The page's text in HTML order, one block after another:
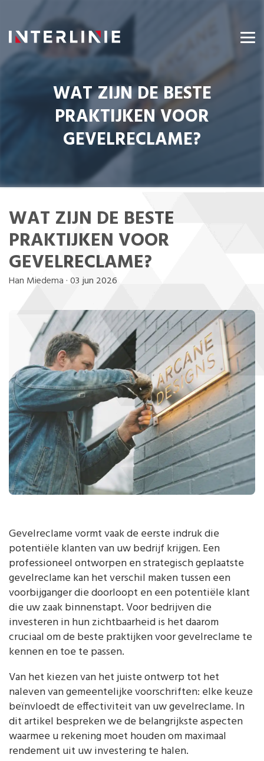
WAT ZIJN DE BESTE
PRAKTIJKEN VOOR
GEVELRECLAME?
WAT ZIJN DE BESTE
PRAKTIJKEN VOOR
GEVELRECLAME?
Han Miedema ·03 jun 2026
Gevelreclame vormt vaak de eerste indruk die
potentiële klanten van uw bedrijf krijgen. Een
professioneel ontworpen en strategisch geplaatste
gevelreclame kan het verschil maken tussen een
voorbijganger die doorloopt en een potentiële klant
die uw zaak binnenstapt. Voor bedrijven die
investeren in hun zichtbaarheid is het daarom
cruciaal om de beste praktijken voor gevelreclame te
kennen en toe te passen.
Van het kiezen van het juiste ontwerp tot het
naleven van gemeentelijke voorschriften: elke keuze
beïnvloedt de effectiviteit van uw gevelreclame. In
dit artikel bespreken we de belangrijkste aspecten
waarmee u rekening moet houden om maximaal
rendement uit uw investering te halen.